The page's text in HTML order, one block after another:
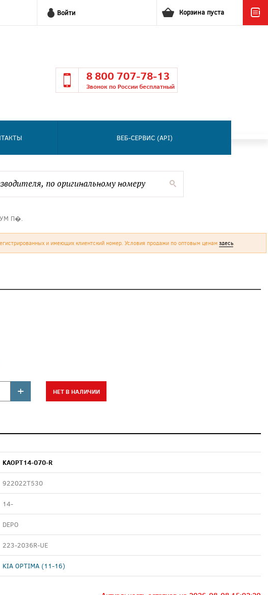
Войти Корзина пуста
8 800 707-78-13
Звонок по России бесплатный
ВЕБ-СЕРВИС (API)
П�.
и имеющих клиентский номер. Условия продажи по оптовым ценам здесь.
+ НЕТ В НАЛИЧИИ
KAOPT14-070-R
922022T530
14-
DEPO
223-2036R-UE
KIA OPTIMA (11-16)